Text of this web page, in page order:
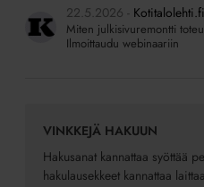
22.5.2026 Kotitalolehti.fi
Miten julkisivuremontti
Ilmoittaudu webinaariin
VINKKEJÄ HAKUUN
Hakusanat kannattaa syöttää
hakulausekkeet kannattaa